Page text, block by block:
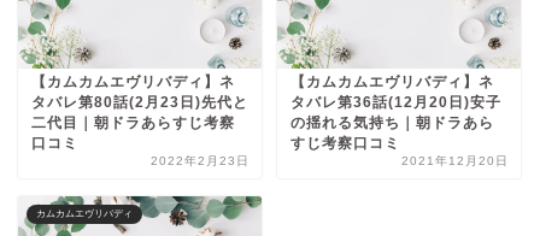
【カムカムエヴリバディ】ネ
タバレ第80話(2月23日)先代と
二代目｜朝ドラあらすじ考察
口コミ
2022年2月23日
【カムカムエヴリバディ】ネ
タバレ第36話(12月20日)安子
の揺れる気持ち｜朝ドラあら
すじ考察口コミ
2021年12月20日
カムカムエヴリバディ